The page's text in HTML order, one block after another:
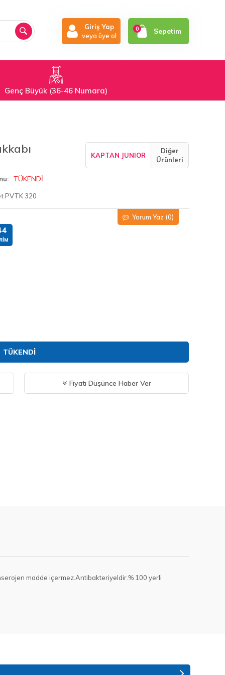
Giriş Yap
veya üye ol
0 Sepetim
Genç Büyük (36-46 Numara)
KAPTAN JUNIOR
Diğer
Ürünleri
TÜKENDİ
PVTK 320
Yorum Yaz (0)
TÜKENDI
Fiyatı Düşünce Haber Ver
madde içermez.Antibakteriyeldir.% 100 yerli